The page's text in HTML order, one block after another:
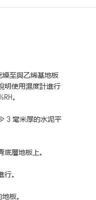
燥至與乙烯基地板
明使用濕度計進行
。
3 毫米厚的水泥平
底層地板上。
行。
板。